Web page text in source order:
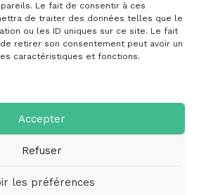
Le fait de consentir à ces
de traiter des données telles que le
ou les ID uniques sur ce site. Le fait
retirer son consentement peut avoir un
caractéristiques et fonctions.
Accepter
Refuser
les préférences
des